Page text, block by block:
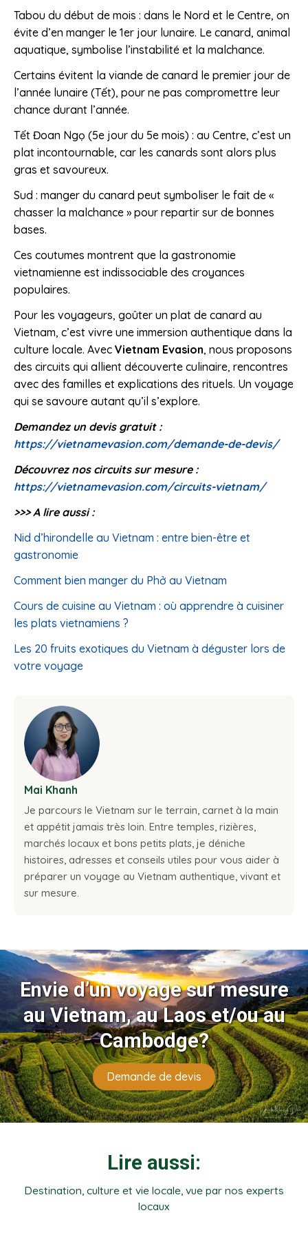
Tabou du début de mois : dans le Nord et le Centre, on
évite d’en manger le 1er jour lunaire. Le canard, animal
aquatique, symbolise l’instabilité et la malchance.
Certains évitent la viande de canard le premier jour de
l’année lunaire (Tết), pour ne pas compromettre leur
chance durant l’année.
Tết Đoan Ngọ (5e jour du 5e mois) : au Centre, c’est un
plat incontournable, car les canards sont alors plus
gras et savoureux.
Sud : manger du canard peut symboliser le fait de «
chasser la malchance » pour repartir sur de bonnes
bases.
Ces coutumes montrent que la gastronomie
vietnamienne est indissociable des croyances
populaires.
Pour les voyageurs, goûter un plat de canard au
Vietnam, c’est vivre une immersion authentique dans la
culture locale. Avec Vietnam Evasion, nous proposons
des circuits qui allient découverte culinaire, rencontres
avec des familles et explications des rituels. Un voyage
qui se savoure autant qu’il s’explore.
Demandez un devis gratuit :
https://vietnamevasion.com/demande-de-devis/
Découvrez nos circuits sur mesure :
https://vietnamevasion.com/circuits-vietnam/
>>> A lire aussi :
Nid d’hirondelle au Vietnam : entre bien-être et
gastronomie
Comment bien manger du Phở au Vietnam
Cours de cuisine au Vietnam : où apprendre à cuisiner
les plats vietnamiens ?
Les 20 fruits exotiques du Vietnam à déguster lors de
votre voyage
Mai Khanh
Je parcours le Vietnam sur le terrain, carnet à la main
et appétit jamais très loin. Entre temples, rizières,
marchés locaux et bons petits plats, je déniche
histoires, adresses et conseils utiles pour vous aider à
préparer un voyage au Vietnam authentique, vivant et
sur mesure.
Envie d’un voyage sur mesure
au Vietnam, au Laos et/ou au
Cambodge?
Demande de devis
Lire aussi:
Destination, culture et vie locale, vue par nos experts
locaux